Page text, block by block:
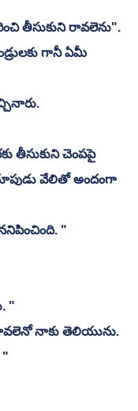
తీసుకుని రావలెను".
గానీ ఏమీ
తీసుకుని చెంపపై
వేలితో అందంగా
"
"
నాకు తెలియును.
"